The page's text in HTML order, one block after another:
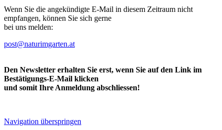
Wenn Sie die angekündigte E-Mail in diesem Zeitraum nicht
empfangen, können Sie sich gerne
bei uns melden:
post@naturimgarten.at
Den Newsletter erhalten Sie erst, wenn Sie auf den Link im
Bestätigungs-E-Mail klicken
und somit Ihre Anmeldung abschliessen!
Navigation überspringen